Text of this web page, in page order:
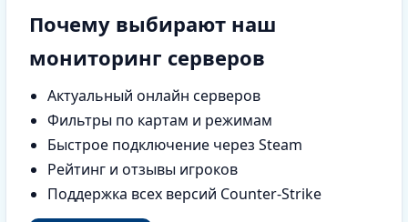
Почему выбирают наш
мониторинг серверов
Актуальный онлайн серверов
Фильтры по картам и режимам
Быстрое подключение через Steam
Рейтинг и отзывы игроков
Поддержка всех версий Counter-Strike